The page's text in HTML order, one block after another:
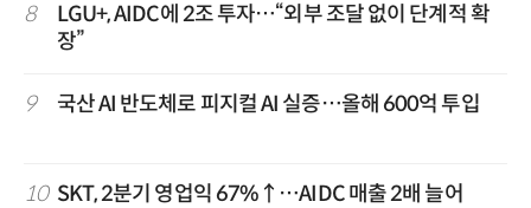
8
LGU+, AIDC에 2조 투자…“외부 조달 없이 단계적 확
장”
9 국산 AI 반도체로 피지컬 AI 실증…올해 600억 투입
10 SKT, 2분기 영업익 67%↑…AIDC 매출 2배 늘어